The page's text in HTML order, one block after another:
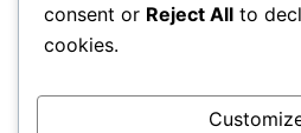
Name
consent or Reject All to
cookies.